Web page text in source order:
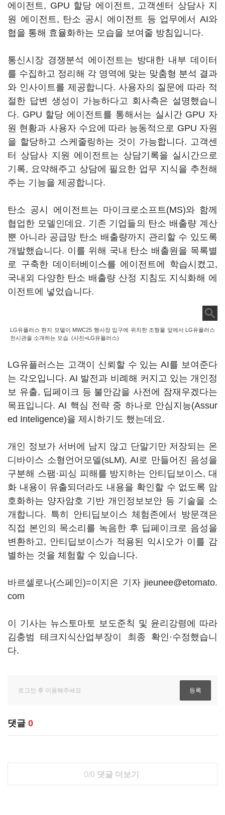
에이전트, GPU 할당 에이전트, 고객센터 상담사 지
원 에이전트, 탄소 공시 에이전트 등 업무에서 AI와
협을 통해 효율화하는 모습을 보여줄 방침입니다.
통신시장 경쟁분석 에이전트는 방대한 내부 데이터
를 수집하고 정리해 각 영역에 맞는 맞춤형 분석 결과
와 인사이트를 제공합니다. 사용자의 질문에 따라 적
절한 답변 생성이 가능하다고 회사측은 설명했습니
다. GPU 할당 에이전트를 통해서는 실시간 GPU 자
원 현황과 사용자 수요에 따라 능동적으로 GPU 자원
을 할당하고 스케줄링하는 것이 가능합니다. 고객센
터 상담사 지원 에이전트는 상담기록을 실시간으로
기록, 요약해주고 상담에 필요한 업무 지식을 추천해
주는 기능을 제공합니다.
탄소 공시 에이전트는 마이크로소프트(MS)와 함께
협업한 모델인데요. 기존 기업들의 탄소 배출량 계산
뿐 아니라 공급망 탄소 배출량까지 관리할 수 있도록
개발했습니다. 이를 위해 국내 탄소 배출원을 목록별
로 구축한 데이터베이스를 에이전트에 학습시켰고,
국내외 다양한 탄소 배출량 산정 지침도 지식화해 에
이전트에 넣었습니다.
LG유플러스 현지 모델이 MWC25 행사장 입구에 위치한 조형물 앞에서 LG유플러스
전시관을 소개하는 모습. (사진=LG유플러스)
LG유플러스는 고객이 신뢰할 수 있는 AI를 보여준다
는 각오입니다. AI 발전과 비례해 커지고 있는 개인정
보 유출, 딥페이크 등 불안감을 사전에 잠재우겠다는
목표입니다. AI 핵심 전략 중 하나로 안심지능(Assur
ed Inteligence)을 제시하기도 했는데요.
개인 정보가 서버에 남지 않고 단말기만 저장되는 온
디바이스 소형언어모델(sLM), AI로 만들어진 음성을
구분해 스팸·피싱 피해를 방지하는 안티딥보이스, 대
화 내용이 유출되더라도 내용을 확인할 수 없도록 암
호화하는 양자암호 기반 개인정보보안 등 기술을 소
개합니다. 특히 안티딥보이스 체험존에서 방문객은
직접 본인의 목소리를 녹음한 후 딥페이크로 음성을
변환하고, 안티딥보이스가 적용된 익시오가 이를 감
별하는 것을 체험할 수 있습니다.
바르셀로나(스페인)=이지은 기자 jieunee@etomato.
com
이 기사는 뉴스토마토 보도준칙 및 윤리강령에 따라
김충범 테크지식산업부장이 최종 확인·수정했습니
다.
댓글 0
0/0 댓글 더보기